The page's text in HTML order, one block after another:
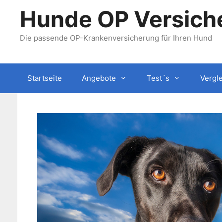
springenHunde OP
Die passende OP-Krankenversicherung für Ihren Hund
Startseite Angebote Test´s